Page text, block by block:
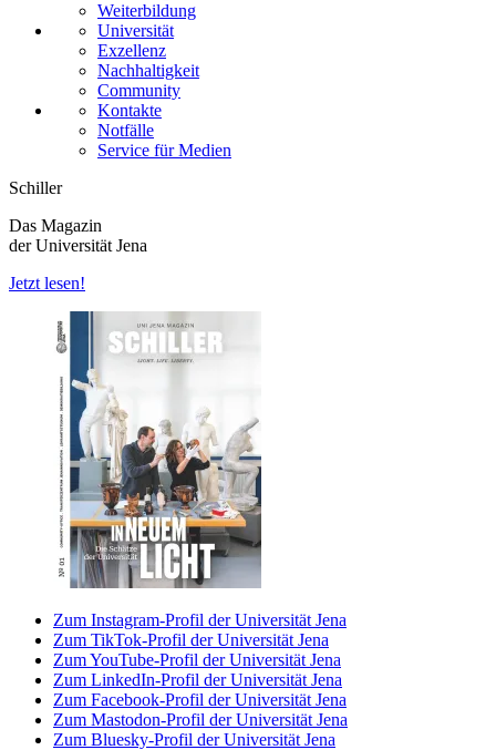
Weiterbildung
Universität
Exzellenz
Nachhaltigkeit
Community
Kontakte
Notfälle
Service für Medien
Schiller
Das Magazin
der Universität Jena
Jetzt lesen!
Zum Instagram-Profil der Universität Jena
Zum TikTok-Profil der Universität Jena
Zum YouTube-Profil der Universität Jena
Zum LinkedIn-Profil der Universität Jena
Zum Facebook-Profil der Universität Jena
Zum Mastodon-Profil der Universität Jena
Zum Bluesky-Profil der Universität Jena